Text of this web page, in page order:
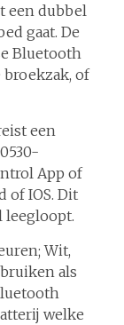
een dubbel
gaat. De
Bluetooth
of
een
App of
of IOS. Dit
leegloopt.
Wit,
als
welke